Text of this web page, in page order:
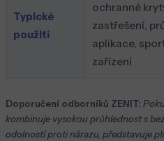
Typické
použití
ochranné
zastřešení,
aplikace,
zařízení
Doporučení odborníků ZENIT:
kombinuje vysokou průhlednost s
odolností proti nárazu, představuje